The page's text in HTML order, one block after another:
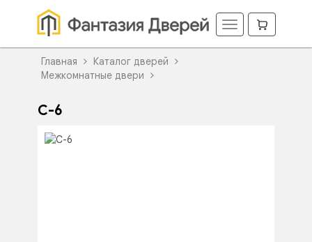
Главная
Каталог дверей
Межкомнатные двери
С-6